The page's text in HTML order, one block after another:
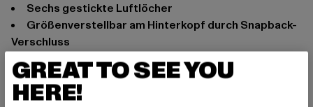
sechs gestickte Luftlöcher
größenverstellbar am Hinterkopf durch Snapback-
Verschluss
gerader Visor
Enthält nichttextile Teile tierischen Ursprungs.
Anlass: Alltag, Freizeit
GREAT TO SEE YOU
HERE!